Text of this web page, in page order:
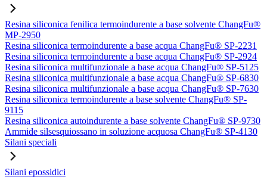
Resina siliconica fenilica termoindurente a base solvente ChangFu®
MP-2950
Resina siliconica termoindurente a base acqua ChangFu® SP-2231
Resina siliconica termoindurente a base acqua ChangFu® SP-2924
Resina siliconica multifunzionale a base acqua ChangFu® SP-5125
Resina siliconica multifunzionale a base acqua ChangFu® SP-6830
Resina siliconica multifunzionale a base acqua ChangFu® SP-7630
Resina siliconica termoindurente a base solvente ChangFu® SP-
9115
Resina siliconica autoindurente a base solvente ChangFu® SP-9730
Ammide silsesquiossano in soluzione acquosa ChangFu® SP-4130
Silani speciali
Silani epossidici